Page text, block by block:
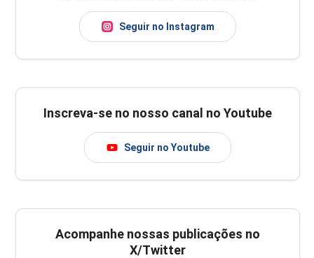
Seguir no Instagram
Inscreva-se no nosso canal no Youtube
Seguir no Youtube
Acompanhe nossas publicações no
X/Twitter